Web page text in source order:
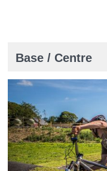
Base / Centre